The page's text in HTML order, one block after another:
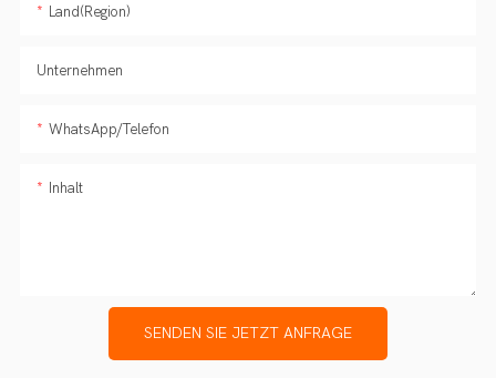
Land(Region)
Unternehmen
WhatsApp/Telefon
Inhalt
SENDEN SIE JETZT ANFRAGE